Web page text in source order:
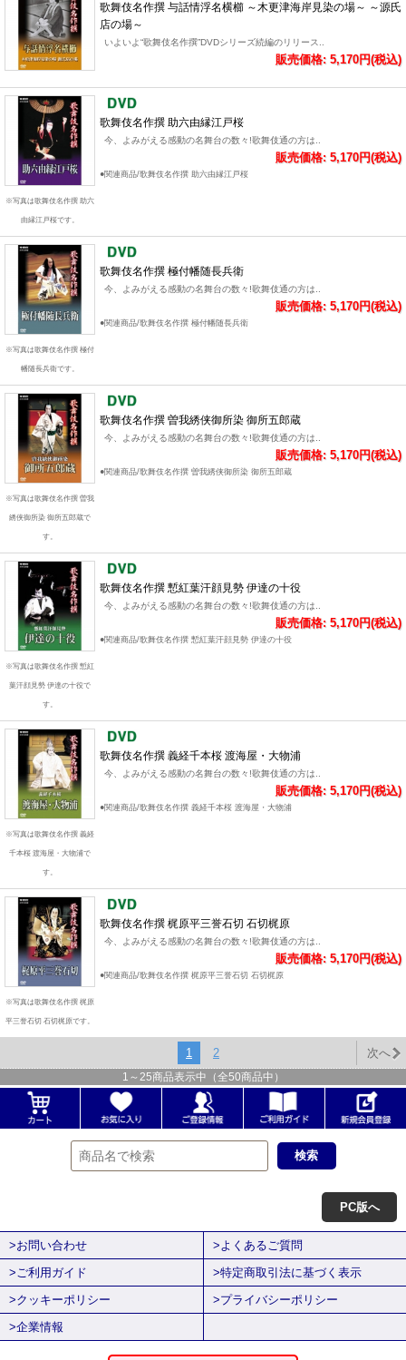
歌舞伎名作撰 与話情浮名横櫛 ～木更津海岸見染の場～ ～源氏
店の場～
いよいよ“歌舞伎名作撰”DVDシリーズ続編のリリース..
販売価格: 5,170円(税込)
※写真は歌舞伎名作撰 助六
由縁江戸桜です。
歌舞伎名作撰 助六由縁江戸桜
今、よみがえる感動の名舞台の数々!歌舞伎通の方は..
販売価格: 5,170円(税込)
●関連商品/歌舞伎名作撰 助六由縁江戸桜
※写真は歌舞伎名作撰 極付
幡随長兵衛です。
歌舞伎名作撰 極付幡随長兵衛
今、よみがえる感動の名舞台の数々!歌舞伎通の方は..
販売価格: 5,170円(税込)
●関連商品/歌舞伎名作撰 極付幡随長兵衛
※写真は歌舞伎名作撰 曽我
綉侠御所染 御所五郎蔵で
す。
歌舞伎名作撰 曽我綉侠御所染 御所五郎蔵
今、よみがえる感動の名舞台の数々!歌舞伎通の方は..
販売価格: 5,170円(税込)
●関連商品/歌舞伎名作撰 曽我綉侠御所染 御所五郎蔵
※写真は歌舞伎名作撰 慙紅
葉汗顔見勢 伊達の十役で
す。
歌舞伎名作撰 慙紅葉汗顔見勢 伊達の十役
今、よみがえる感動の名舞台の数々!歌舞伎通の方は..
販売価格: 5,170円(税込)
●関連商品/歌舞伎名作撰 慙紅葉汗顔見勢 伊達の十役
※写真は歌舞伎名作撰 義経
千本桜 渡海屋・大物浦で
す。
歌舞伎名作撰 義経千本桜 渡海屋・大物浦
今、よみがえる感動の名舞台の数々!歌舞伎通の方は..
販売価格: 5,170円(税込)
●関連商品/歌舞伎名作撰 義経千本桜 渡海屋・大物浦
※写真は歌舞伎名作撰 梶原
平三誉石切 石切梶原です。
歌舞伎名作撰 梶原平三誉石切 石切梶原
今、よみがえる感動の名舞台の数々!歌舞伎通の方は..
販売価格: 5,170円(税込)
●関連商品/歌舞伎名作撰 梶原平三誉石切 石切梶原
1 2 次へ
1 ～ 25商品表示中（全50商品中）
PC版へ
>お問い合わせ
>よくあるご質問
>ご利用ガイド
>特定商取引法に基づく表示
>クッキーポリシー
>プライバシーポリシー
>企業情報